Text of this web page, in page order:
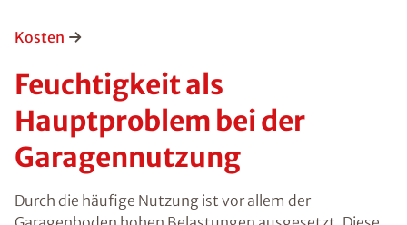
Kosten
Feuchtigkeit als
Hauptproblem bei der
Garagennutzung
Durch die häufige Nutzung ist vor allem der